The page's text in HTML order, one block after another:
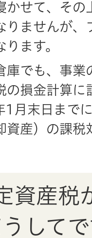
かせて、その
りませんが、
ます。
庫でも、事業
の損金計算に
1月末日まで
資産）の課税
資産税
して